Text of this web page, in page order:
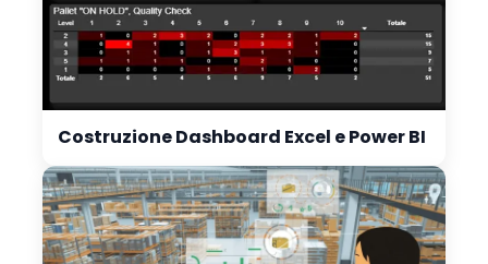
Costruzione Dashboard Excel e Power BI